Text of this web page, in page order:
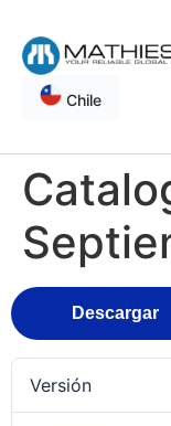
Chile
Descargar
Versión